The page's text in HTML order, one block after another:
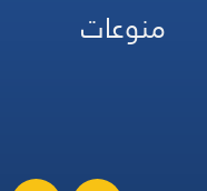
منوعات